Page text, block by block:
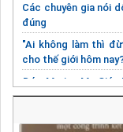
Các chuyên gia nói
đúng
"Ai không làm thì
cho thế giới hôm
Đức Maria - Mẹ Giáo
Sáng kiến tặng
Bằng chứng khoa